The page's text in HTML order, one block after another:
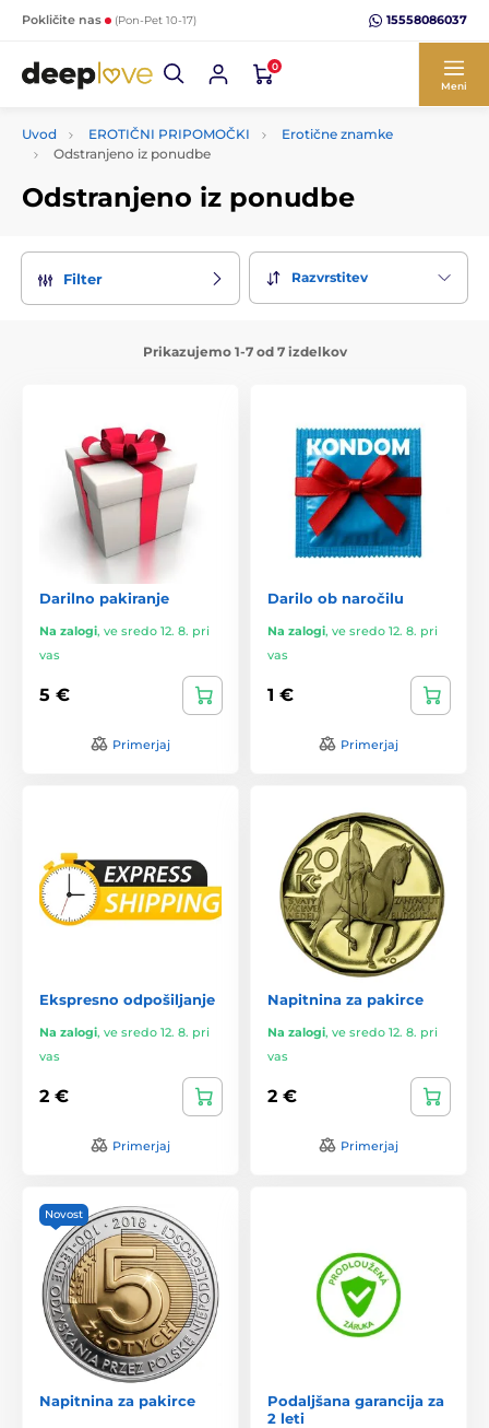
Pokličite nas (Pon-Pet 10-17) 15558086037
0
Meni
Uvod EROTIČNI PRIPOMOČKI
Erotične znamke
Odstranjeno iz ponudbe
Odstranjeno iz ponudbe
Filter Razvrstitev
Prikazujemo 1-7 od 7 izdelkov
Darilno pakiranje
Na zalogi, ve sredo 12. 8. pri
vas
5 €
Primerjaj
Darilo ob naročilu
Na zalogi, ve sredo 12. 8. pri
vas
1 €
Primerjaj
Ekspresno odpošiljanje
Na zalogi, ve sredo 12. 8. pri
vas
2 €
Primerjaj
Napitnina za pakirce
Na zalogi, ve sredo 12. 8. pri
vas
2 €
Primerjaj
Novost
Napitnina za pakirce
Podaljšana garancija za
2 leti